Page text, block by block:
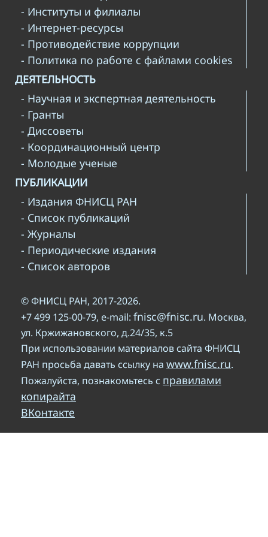
- Институты и филиалы
- Интернет-ресурсы
- Противодействие коррупции
- Политика по работе с файлами cookies
ДЕЯТЕЛЬНОСТЬ
- Научная и экспертная деятельность
- Гранты
- Диссоветы
- Координационный центр
- Молодые ученые
ПУБЛИКАЦИИ
- Издания ФНИСЦ РАН
- Список публикаций
- Журналы
- Периодические издания
- Список авторов
© ФНИСЦ РАН, 2017-2026.
+7 499 125-00-79, e-mail: fnisc@fnisc.ru. Москва,
ул. Кржижановского, д.24/35, к.5
При использовании материалов сайта ФНИСЦ
РАН просьба давать ссылку на www.fnisc.ru.
Пожалуйста, познакомьтесь с правилами
копирайта
ВКонтакте